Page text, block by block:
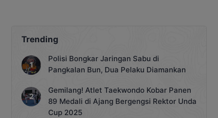
Trending
Polisi Bongkar Jaringan Sabu di
Pangkalan Bun, Dua Pelaku Diamankan
Gemilang! Atlet Taekwondo Kobar Panen
89 Medali di Ajang Bergengsi Rektor Unda
Cup 2025